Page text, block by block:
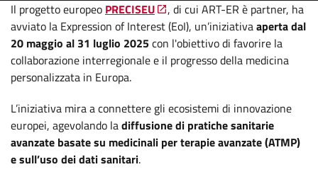
Il progetto europeo PRECISEU
, di cui ART-ER è partner, ha
avviato la Expression of Interest (EoI), un’iniziativaaperta dal
20 maggio al 31 luglio 2025con l'obiettivo di favorire la
collaborazione interregionale e il progresso della medicina
personalizzata in Europa.
L’iniziativa mira a connettere gli ecosistemi di innovazione
europei, agevolando ladiffusione di pratiche sanitarie
avanzate basate su medicinali per terapie avanzate (ATMP)
e sull’uso dei dati sanitari.